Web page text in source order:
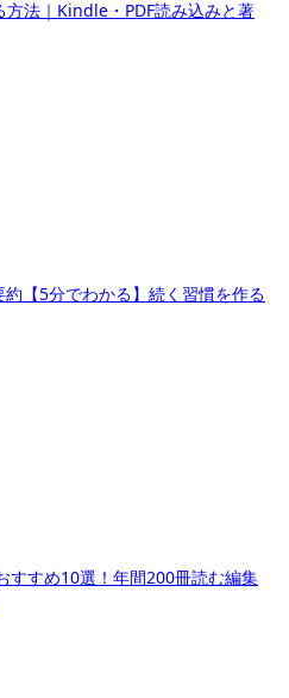
方法｜Kindle・PDF読み込みと著
約【5分でわかる】続く習慣を作る
すすめ10選！年間200冊読む編集